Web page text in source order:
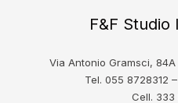
F&F Studio
Via Antonio Gramsci,
Tel. 055 8728312
Cell. 333